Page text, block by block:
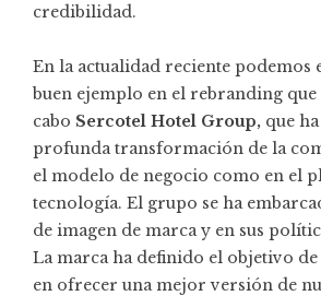
credibilidad.
En la actualidad reciente podemos
buen ejemplo en el rebranding que
cabo Sercotel Hotel Group, que
profunda transformación de la
el modelo de negocio como en el
tecnología. El grupo se ha
de imagen de marca y en sus
La marca ha definido el objetivo
en ofrecer una mejor versión de